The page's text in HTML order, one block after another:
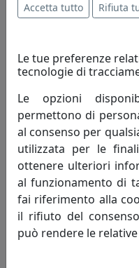
OTTAVIANI HOME, CODICE
Ottaviani
Accetta tutto Rifiuta
Le tue preferenze
tecnologie di
Le opzioni
permettono di
al consenso per
utilizzata per le
ottenere ulteriori
al funzionamento di
fai riferimento alla
il rifiuto del
può rendere le